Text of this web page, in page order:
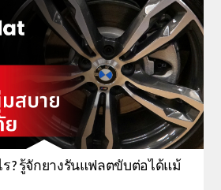
ะไร ? รู้จักยางรันแฟลตขับต่อได้แม้